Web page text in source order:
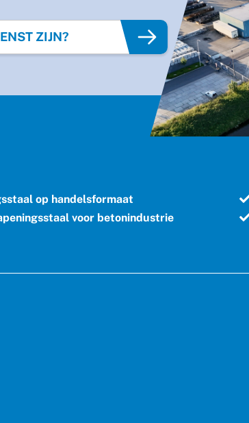
ZIJN?
op handelsformaat
voor betonindustrie